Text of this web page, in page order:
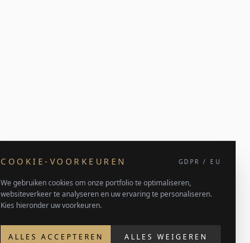
COOKIE-VOORKEUREN GDPR / EU
We gebruiken cookies om onze portfolio te optimaliseren,
websiteverkeer te analyseren en uw ervaring te personaliseren.
Kies hieronder uw voorkeuren.
ALLES ACCEPTEREN ALLES WEIGEREN